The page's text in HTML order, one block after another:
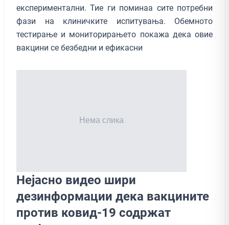
експериментални. Тие ги поминаа сите потребни
фази на клиничките испитувања. Обемното
тестирање и мониторирањето покажа дека овие
вакцини се безбедни и ефикасни
Нејасно видео шири
дезинформации дека вакцините
против ковид-19 содржат